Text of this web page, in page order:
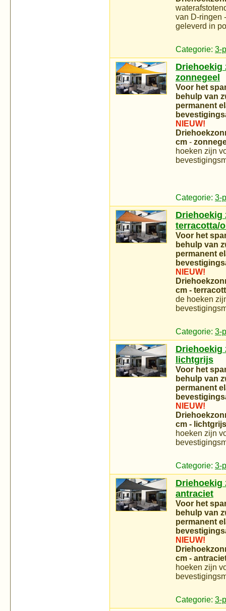
van D-ringen
geleverd in
Categorie: 3-
Driehoekig
zonnegeel
Voor het
behulp van
permanent
NIEUW!
cm -
hoeken zijn
Categorie: 3-
Driehoekig
terracotta/
Voor het
behulp van
permanent
NIEUW!
cm -
de hoeken
Categorie: 3-
Driehoekig
lichtgrijs
Voor het
behulp van
permanent
NIEUW!
cm -
hoeken zijn
Categorie: 3-
Driehoekig
antraciet
Voor het
behulp van
permanent
NIEUW!
cm -
hoeken zijn
Categorie: 3-